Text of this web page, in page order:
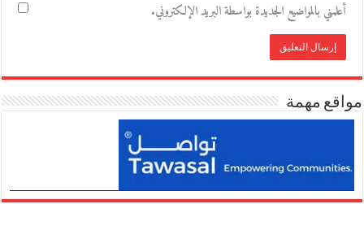
أعلمني بالمواضيع الجديدة بواسطة البريد الإلكتروني.
مواقع مهمة